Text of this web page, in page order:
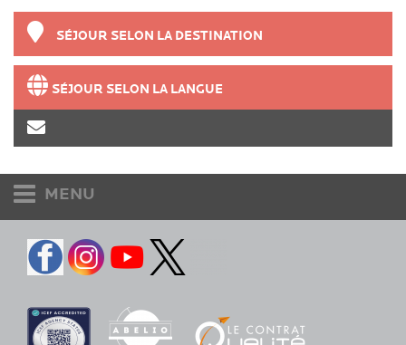
SÉJOUR SELON LA DESTINATION
SÉJOUR SELON LA LANGUE
MENU
Etudiants et adultes
Accueil
Destinations